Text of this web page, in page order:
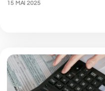
15 MAI 2025